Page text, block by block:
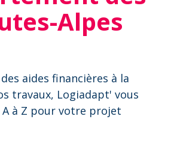
Alpes
aides financières à la
travaux, Logiadapt' vous
A à Z pour votre projet